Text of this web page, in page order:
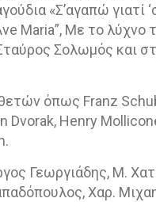
«Σ’αγαπώ γιατί
Maria”, Με το λύχνο
Σολωμός και
όπως Franz
Dvorak, Henry
.
Γεωργιάδης, Μ.
Χαρ.